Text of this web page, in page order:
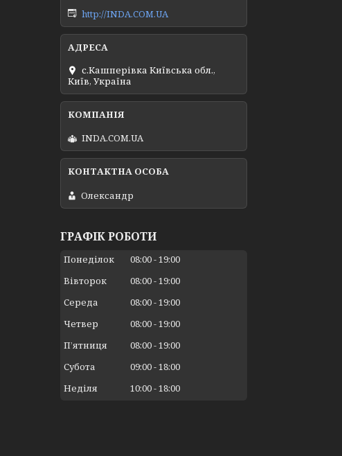
http://INDA.COM.UA
с.Кашперівка Київська обл.,
Київ, Україна
INDA.COM.UA
Олександр
ГРАФІК РОБОТИ
Понеділок 08:00 19:00
Вівторок
08:00 19:00
Середа
08:00 19:00
Четвер
08:00 19:00
Пʼятниця
08:00 19:00
Субота
09:00 18:00
Неділя
10:00 18:00